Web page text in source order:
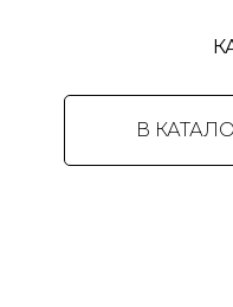
В